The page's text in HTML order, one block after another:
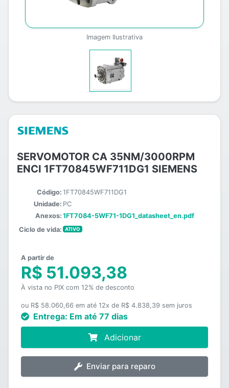
Imagem Ilustrativa
SERVOMOTOR CA 35NM/3000RPM
ENCI 1FT70845WF711DG1 SIEMENS
Código: 1FT70845WF711DG1
Unidade: PC
Anexos: 1FT7084-5WF71-1DG1_datasheet_en.pdf
Ciclo de vida:
ATIVO
A partir de
R$ 51.093,38
À vista no PIX com 12% de desconto
ou R$ 58.060,66 em até 12x de R$ 4.838,39 sem juros
Entrega: Em até 77 dias
Adicionar
Enviar para reparo